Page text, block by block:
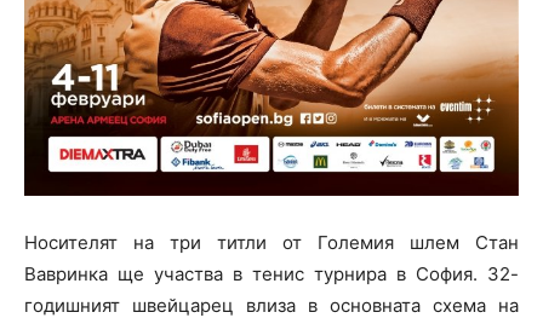
Носителят на три титли от Големия шлем Стан
Вавринка ще участва в тенис турнира в София. 32-
годишният швейцарец влиза в основната схема на